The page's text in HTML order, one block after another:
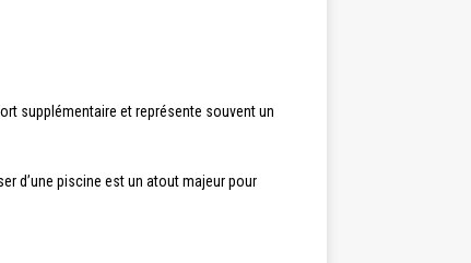
supplémentaire et représente souvent un
d’une piscine est un atout majeur pour